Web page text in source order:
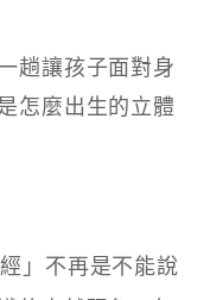
趟讓孩子面對身
怎麼出生的立體
」不再是不能說